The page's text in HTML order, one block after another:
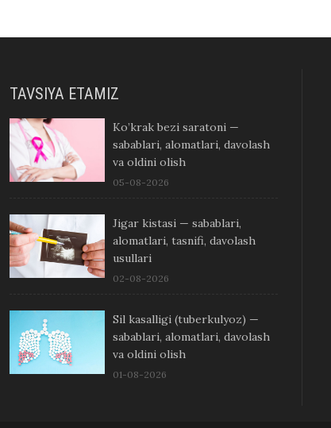
TAVSIYA ETAMIZ
Ko’krak bezi saratoni —
sabablari, alomatlari, davolash
va oldini olish
05-08-2026
Jigar kistasi — sabablari,
alomatlari, tasnifi, davolash
usullari
02-08-2026
Sil kasalligi (tuberkulyoz) —
sabablari, alomatlari, davolash
va oldini olish
01-08-2026